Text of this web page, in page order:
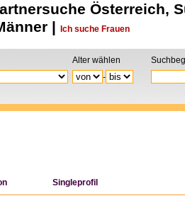
Österreich,
|
Ich suche Frauen
Alter wählen
-
Singleprofil